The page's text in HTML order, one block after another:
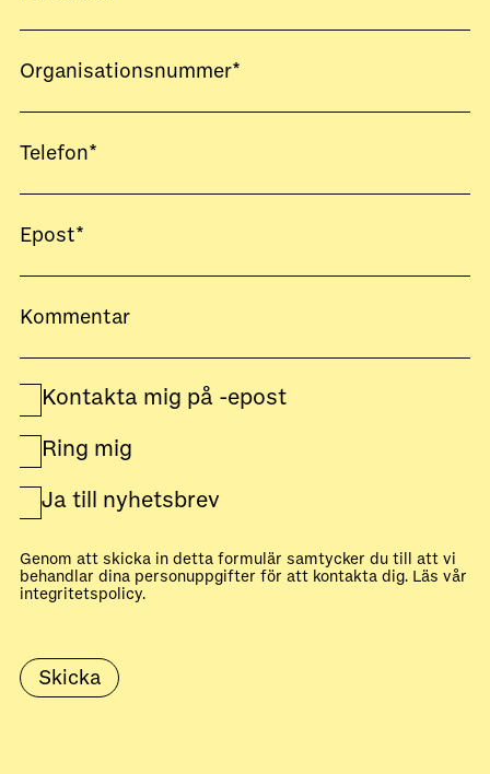
Kontakta mig på -epost
Ring mig
Ja till nyhetsbrev
Genom att skicka in detta formulär samtycker du till att vi
behandlar dina personuppgifter för att kontakta dig. Läs vår
integritetspolicy.